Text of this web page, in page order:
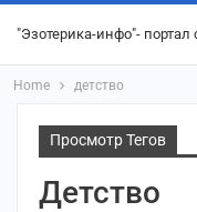
"Эзотерика-инфо"-
Home детство
Просмотр Тегов
Детство